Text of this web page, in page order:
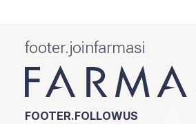
footer.joinfarmasi
FOOTER.FOLLOWUS